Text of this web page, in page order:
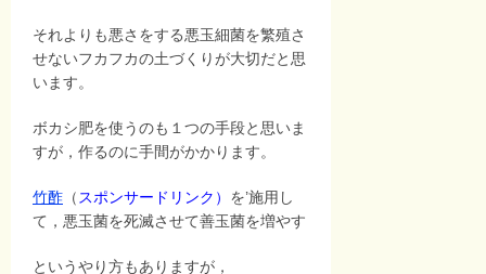
それよりも悪さをする悪玉細菌を繁殖さ
せないフカフカの土づくりが大切だと思
います。
ボカシ肥を使うのも１つの手段と思いま
すが，作るのに手間がかかります。
竹酢 （ スポンサードリンク） を’施用し
て，悪玉菌を死滅させて善玉菌を増やす
というやり方もありますが，